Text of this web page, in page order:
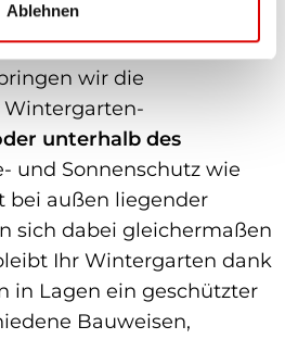
Ablehnen
bei Ihrer Konstruktion
wir die
unterhalb des
und Sonnenschutz wie
bei außen liegender
sich dabei gleichermaßen
Ihr Wintergarten dank
in Lagen ein geschützter
Bauweisen,